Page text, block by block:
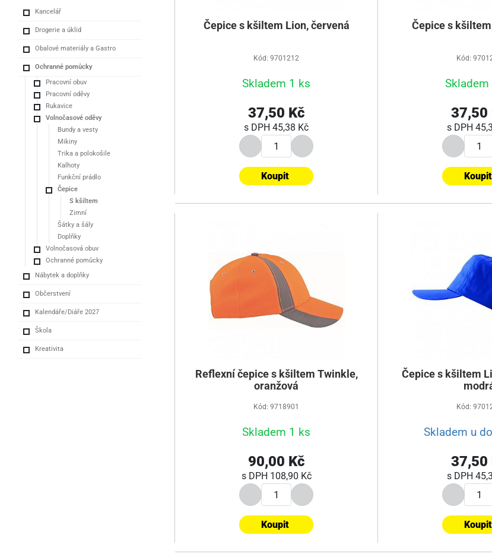
Kancelář
Drogerie a úklid
Obalové materiály a Gastro
Ochranné pomůcky
Pracovní obuv
Pracovní oděvy
Rukavice
Volnočasové oděvy
Bundy a vesty
Mikiny
Trika a polokošile
Kalhoty
Funkční prádlo
Čepice
S kšiltem
Zimní
Šátky a šály
Doplňky
Volnočasová obuv
Ochranné pomůcky
Nábytek a doplňky
Občerstvení
Kalendáře/Diáře 2027
Škola
Kreativita
Čepice s kšiltem Lion, červená
Kód: 9701212
Skladem 1 ks
37,50 Kč
s DPH 45,38 Kč
Koupit
Čepice s
Kód:
Skladem
37,50
s DPH
Koupit
Reflexní čepice s kšiltem Twinkle,
oranžová
Kód: 9718901
Skladem 1 ks
90,00 Kč
s DPH 108,90 Kč
Koupit
Čepice s kšiltem
Kód:
Skladem u
37,50
s DPH
Koupit